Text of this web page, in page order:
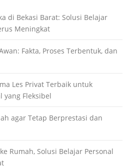
di Bekasi Barat: Solusi Belajar
Meningkat
Fakta, Proses Terbentuk, dan
Les Privat Terbaik untuk
yang Fleksibel
agar Tetap Berprestasi dan
Rumah, Solusi Belajar Personal